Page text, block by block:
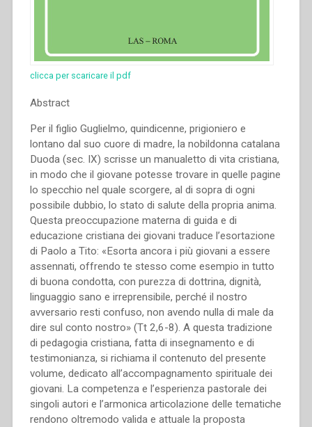
clicca per scaricare il pdf
Abstract
Per il figlio Guglielmo, quindicenne, prigioniero e
lontano dal suo cuore di madre, la nobildonna catalana
Duoda (sec. IX) scrisse un manualetto di vita cristiana,
in modo che il giovane potesse trovare in quelle pagine
lo specchio nel quale scorgere, al di sopra di ogni
possibile dubbio, lo stato di salute della propria anima.
Questa preoccupazione materna di guida e di
educazione cristiana dei giovani traduce l’esortazione
di Paolo a Tito: «Esorta ancora i più giovani a essere
assennati, offrendo te stesso come esempio in tutto
di buona condotta, con purezza di dottrina, dignità,
linguaggio sano e irreprensibile, perché il nostro
avversario resti confuso, non avendo nulla di male da
dire sul conto nostro» (Tt 2,6-8). A questa tradizione
di pedagogia cristiana, fatta di insegnamento e di
testimonianza, si richiama il contenuto del presente
volume, dedicato all’accompagnamento spirituale dei
giovani. La competenza e l’esperienza pastorale dei
singoli autori e l’armonica articolazione delle tematiche
rendono oltremodo valida e attuale la proposta